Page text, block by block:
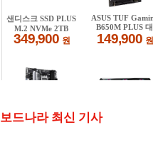
보드나라 최신 기사